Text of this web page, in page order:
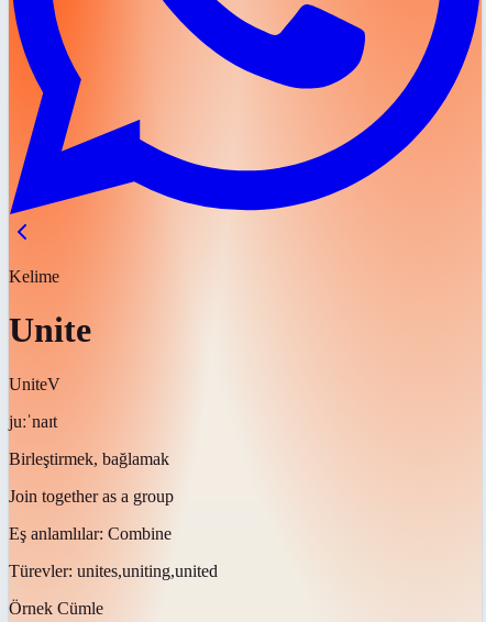
Kelime
Unite
UniteV
juːˈnaɪt
Birleştirmek, bağlamak
Join together as a group
Eş anlamlılar: Combine
Türevler: unites,uniting,united
Örnek Cümle